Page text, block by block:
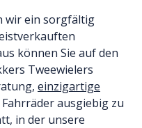
wir ein sorgfältig
können Sie auf den
Tweewielers
einzigartige
ausgiebig zu
in der unsere